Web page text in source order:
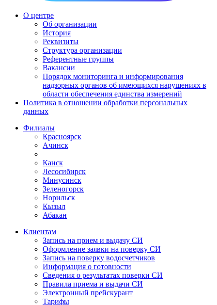
О центре
Об организации
История
Реквизиты
Структура организации
Референтные группы
Вакансии
Порядок мониторинга и информирования
надзорных органов об имеющихся нарушениях в
области обеспечения единства измерений
Политика в отношении обработки персональных
данных
Филиалы
Красноярск
Ачинск
Канск
Лесосибирск
Минусинск
Зеленогорск
Норильск
Кызыл
Абакан
Клиентам
Запись на прием и выдачу СИ
Оформление заявки на поверку СИ
Запись на поверку водосчетчиков
Информация о готовности
Сведения о результатах поверки СИ
Правила приема и выдачи СИ
Электронный прейскурант
Тарифы